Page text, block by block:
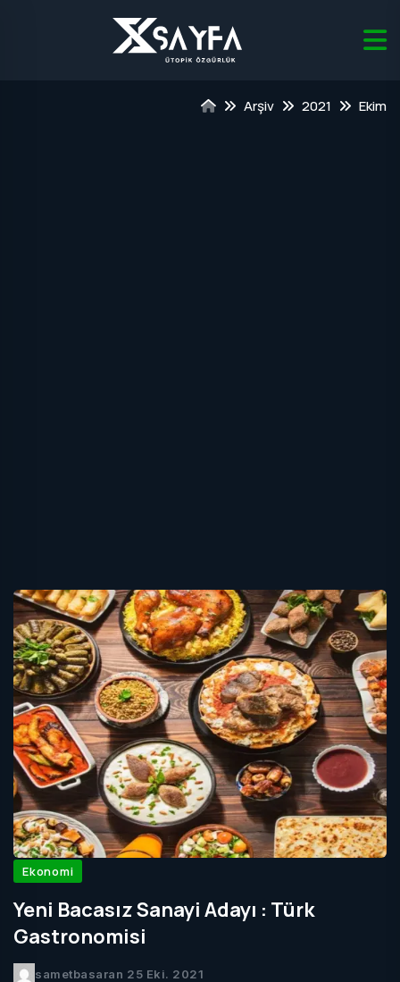
Arşiv 2021 Ekim
Ekonomi
Yeni Bacasız Sanayi Adayı : Türk
Gastronomisi
sametbasaran 25 Eki. 2021